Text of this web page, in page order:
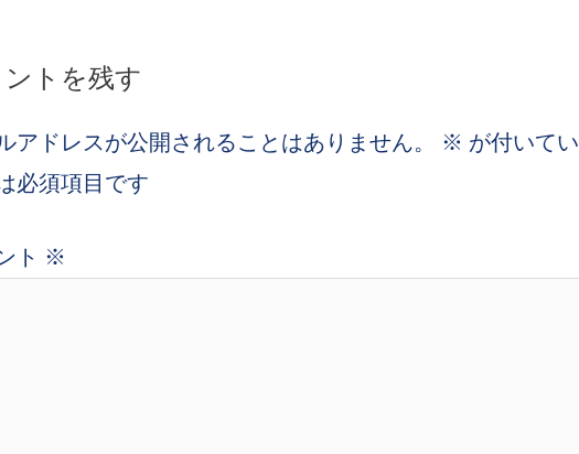
ントを残す
アドレスが公開されることはありません。 ※ が付いてい
必須項目です
ト ※